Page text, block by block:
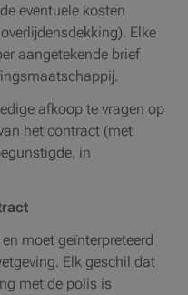
eventuele kosten
Elke
aangetekende brief
afkoop te vragen op
het contract (met
in
moet geïnterpreteerd
Elk geschil dat
met de polis is